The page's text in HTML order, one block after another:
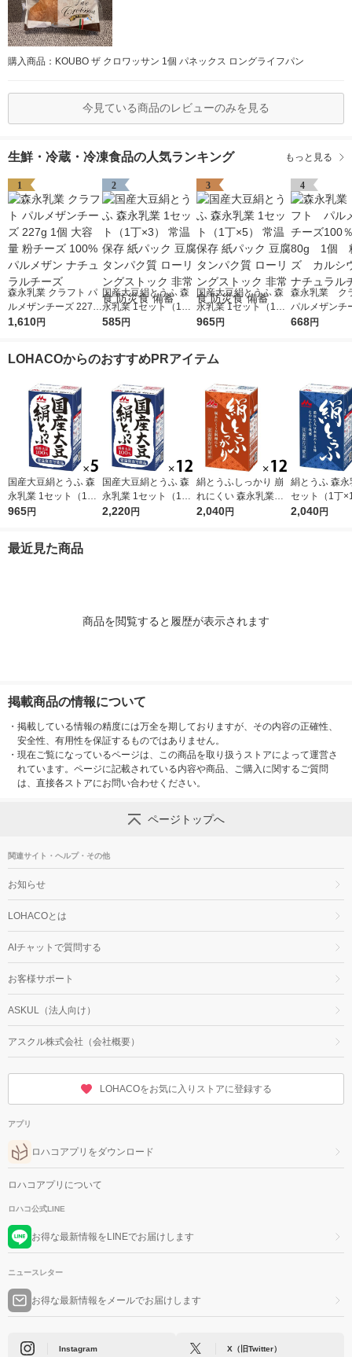
購入商品：KOUBO ザ クロワッサン 1個 パネックス ロングライフパン
今見ている商品のレビューのみを見る
生鮮・冷蔵・冷凍食品の人気ランキング もっと見る
1
森永乳業 クラフト パ
ルメザンチーズ 227g
1個 大容量 粉チーズ 1
1,610円
2
国産大豆絹とうふ 森
永乳業 1セット（1丁×
3） 常温保存 紙パッ
常食 防災食 備蓄
585円
3
国産大豆絹とうふ 森
永乳業 1セット（1丁×
5） 常温保存 紙パッ
常食 防災食 備蓄
965円
4
森永乳業
パルメザンチ
0％ 80g 1
668円
LOHACOからのおすすめPRアイテム
国産大豆絹とうふ 森
永乳業 1セット（1丁×
5） 常温保存 紙パッ
常食 防災食 備蓄
965円
国産大豆絹とうふ 森
永乳業 1セット（1丁×
12） 常温保存 紙パッ
2,220円
絹とうふしっかり 崩
れにくい 森永乳業 1
セット（1丁×12） 常
2,040円
絹とうふ 森永
セット（1丁
温保存 紙パッ
2,040円
最近見た商品
商品を閲覧すると履歴が表示されます
掲載商品の情報について
・ 掲載している情報の精度には万全を期しておりますが、その内容の正確性、
安全性、有用性を保証するものではありません。
・ 現在ご覧になっているページは、この商品を取り扱うストアによって運営さ
れています。ページに記載されている内容や商品、ご購入に関するご質問
は、直接各ストアにお問い合わせください。
ページトップへ
関連サイト・ヘルプ・その他
お知らせ
LOHACOとは
AIチャットで質問する
お客様サポート
ASKUL（法人向け）
アスクル株式会社（会社概要）
LOHACOをお気に入りストアに登録する
アプリ
ロハコアプリをダウンロード
ロハコアプリについて
ロハコ公式LINE
お得な最新情報をLINEでお届けします
ニュースレター
お得な最新情報をメールでお届けします
Instagram X（旧Twitter）